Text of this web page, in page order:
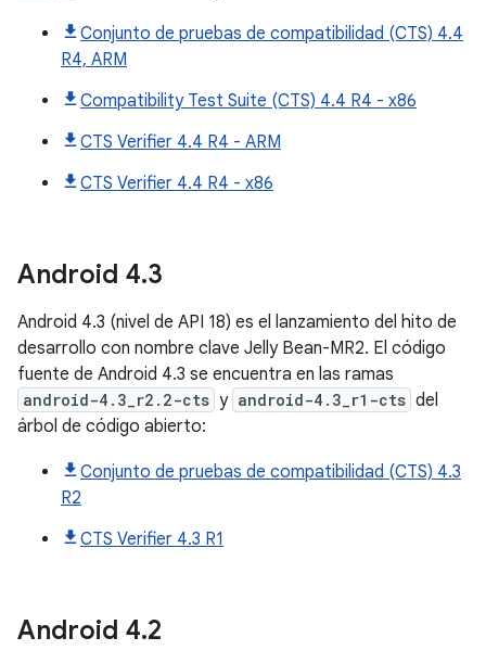
Conjunto de pruebas de compatibilidad (CTS) 4.4
R4, ARM
Compatibility Test Suite (CTS) 4.4 R4 - x86
CTS Verifier 4.4 R4 - ARM
CTS Verifier 4.4 R4 - x86
Android 4.3
Android 4.3 (nivel de API 18) es el lanzamiento del hito de
desarrollo con nombre clave Jelly Bean-MR2. El código
fuente de Android 4.3 se encuentra en las ramas
android-4.3_r2.2-cts y android-4.3_r1-cts del
árbol de código abierto:
Conjunto de pruebas de compatibilidad (CTS) 4.3
R2
CTS Verifier 4.3 R1
Android 4.2